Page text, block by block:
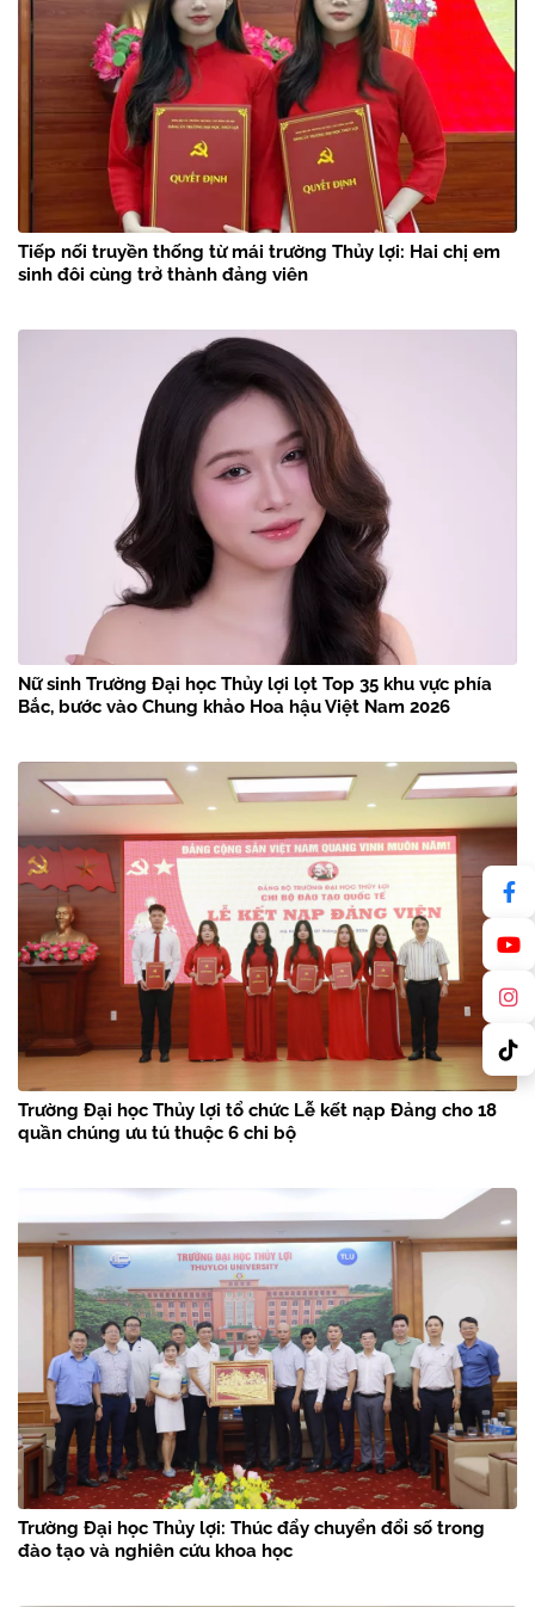
Tiếp nối truyền thống từ mái trường Thủy lợi: Hai chị em
sinh đôi cùng trở thành đảng viên
Nữ sinh Trường Đại học Thủy lợi lọt Top 35 khu vực phía
Bắc, bước vào Chung khảo Hoa hậu Việt Nam 2026
Trường Đại học Thủy lợi tổ chức Lễ kết nạp Đảng cho 18
quần chúng ưu tú thuộc 6 chi bộ
Trường Đại học Thủy lợi: Thúc đẩy chuyển đổi số trong
đào tạo và nghiên cứu khoa học